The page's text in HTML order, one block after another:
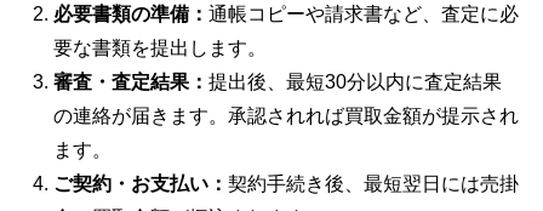
必要書類の準備： 通帳コピーや請求書など、査定に必
要な書類を提出します。
審査・査定結果： 提出後、最短30分以内に査定結果
の連絡が届きます。承認されれば買取金額が提示され
ます。
ご契約・お支払い： 契約手続き後、最短翌日には売掛